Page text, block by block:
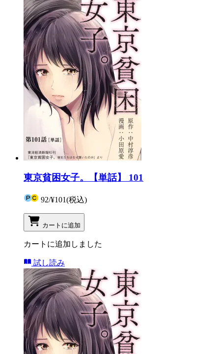
東京貧困女子。【単話】 101
92/¥101(税込)
カートに追加
カートに追加しました
試し読み